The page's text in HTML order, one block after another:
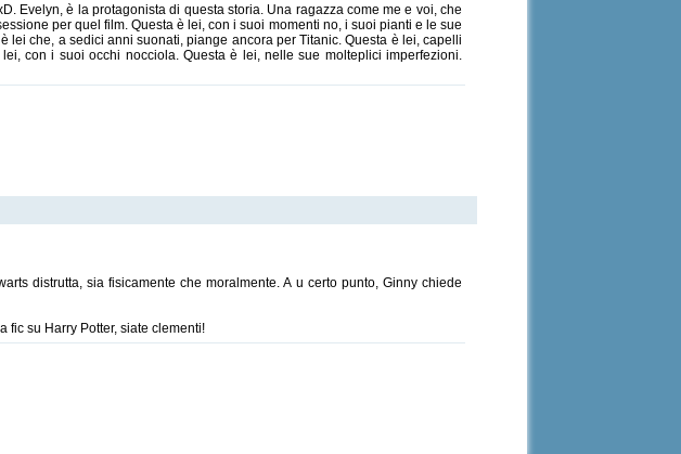
Evelyn, è la protagonista di questa storia. Una ragazza come me e voi, che
per quel film. Questa è lei, con i suoi momenti no, i suoi pianti e le sue
che, a sedici anni suonati, piange ancora per Titanic. Questa è lei, capelli
con i suoi occhi nocciola. Questa è lei, nelle sue molteplici imperfezioni.
distrutta, sia fisicamente che moralmente. A u certo punto, Ginny chiede
fic su Harry Potter, siate clementi!